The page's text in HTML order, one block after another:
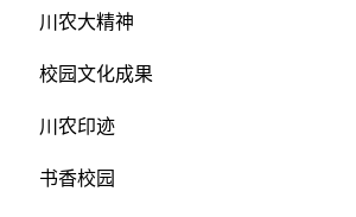
川农大精神
校园文化成果
川农印迹
书香校园